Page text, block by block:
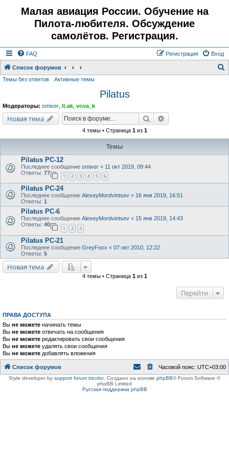
Малая авиация России. Обучение на
Пилота-любителя. Обсуждение
самолётов. Регистрация.
FAQ Вход
Регистрация
Список форумов
Темы без ответов Активные темы
Pilatus
Модераторы: smixer lt.ak vova_k
Новая тема Поиск
4 темы • Страница 1из 1
Темы
Pilatus PC-12
Последнее сообщение smixer « 11 окт 2019, 09:44
Ответы: 77
1 2 3 4 5 6
Pilatus PC-24
Последнее сообщение AlexeyMordvintsev « 16 янв 2019, 16:51
Ответы: 1
Pilatus PC-6
Последнее сообщение AlexeyMordvintsev « 15 янв 2019, 14:43
Ответы: 40
1 2 3
Pilatus PC-21
Последнее сообщение GreyFoxx « 07 окт 2010, 12:22
Ответы: 5
Новая тема
4 темы • Страница 1из 1
Перейти
ПРАВА ДОСТУПА
Вы не можете начинать темы
Вы не можете отвечать на сообщения
Вы не можете редактировать свои сообщения
Вы не можете удалять свои сообщения
Вы не можете добавлять вложения
Список форумов Часовой пояс: UTC+03:00
Style developer by support forum tricolor, Создано на основе phpBB® Forum Software ©
phpBB Limited
Русская поддержка phpBB